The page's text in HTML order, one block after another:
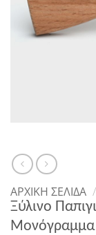
ΑΡΧΙΚΉ ΣΕΛΊΔΑ /
Ξύλινο
Μονόγραμμα